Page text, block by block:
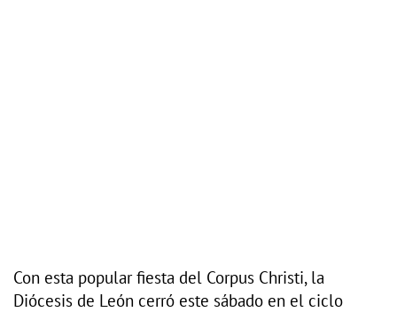
Con esta popular fiesta del Corpus Christi, la
Diócesis de León cerró este sábado en el ciclo